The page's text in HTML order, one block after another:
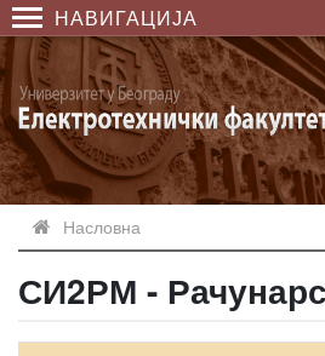
НАВИГАЦИЈА
Насловна
СИ2РМ -